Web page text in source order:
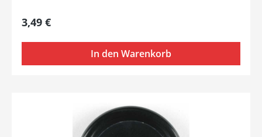
Regulärer Preis:
3,49 €
In den Warenkorb